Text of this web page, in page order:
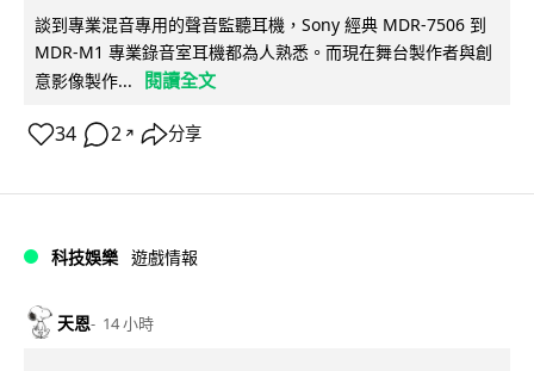
談到專業混音專用的聲音監聽耳機，Sony 經典 MDR-7506 到
MDR-M1 專業錄音室耳機都為人熟悉。而現在舞台製作者與創
意影像製作...
閱讀全文
34 2 ↗ 分享
科技娛樂 遊戲情報
天恩 14 小時